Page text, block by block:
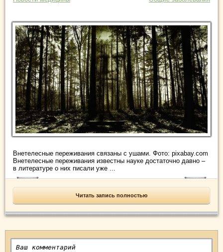
Внетелесные переживания связаны с ушами. Фото: pixabay.com
Внетелесные переживания известны науке достаточно давно –
в литературе о них писали уже ...
Читать запись полностью